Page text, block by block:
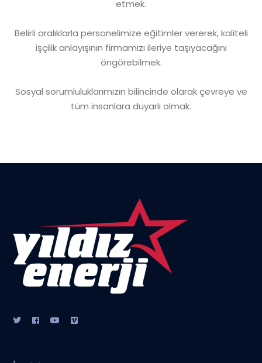
etmek.
Belirli aralıklarla personelimize eğitimler vererek, kaliteli
işçilik anlayışının firmamızı ileriye taşıyacağını
öngörebilmek.
Sosyal sorumluluklarımızın bilincinde olarak çevreye ve
tüm insanlara duyarlı olmak.